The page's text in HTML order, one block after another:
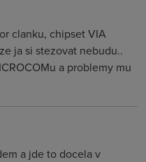
clanku, chipset VIA
ja si stezovat nebudu..
a problemy mu
a jde to docela v